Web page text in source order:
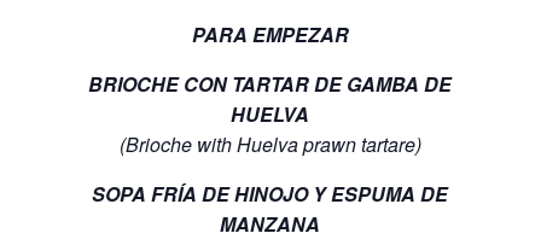
PARA EMPEZAR
BRIOCHE CON TARTAR DE GAMBA DE
HUELVA
(Brioche with Huelva prawn tartare)
SOPA FRÍA DE HINOJO Y ESPUMA DE
MANZANA